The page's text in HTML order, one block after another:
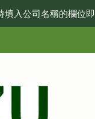
填入公司名稱的欄位